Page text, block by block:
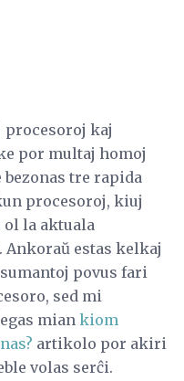
procesoroj kaj
por multaj homoj
tre rapida
procesoroj, kiuj
ol la aktuala
estas kelkaj
povus fari
sed mi
mian kiom
artikolo por akiri
volas serĉi.